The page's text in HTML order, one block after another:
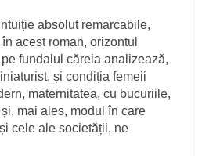
absolut remarcabile,
acest roman, orizontul
fundalul căreia analizează,
și condiția femeii
maternitatea, cu bucuriile,
mai ales, modul în care
cele ale societății, ne